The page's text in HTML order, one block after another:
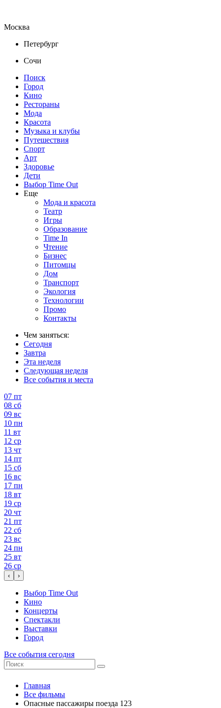
Москва
Петербург
Сочи
Поиск
Город
Кино
Рестораны
Мода
Красота
Музыка и клубы
Путешествия
Спорт
Арт
Здоровье
Дети
Выбор Time Out
Еще
Мода и красота
Театр
Игры
Образование
Time In
Чтение
Бизнес
Питомцы
Дом
Транспорт
Экология
Технологии
Промо
Контакты
Чем заняться:
Сегодня
Завтра
Эта неделя
Следующая неделя
Все события и места
07 пт
08 сб
09 вс
10 пн
11 вт
12 ср
13 чт
14 пт
15 сб
16 вс
17 пн
18 вт
19 ср
20 чт
21 пт
22 сб
23 вс
24 пн
25 вт
26 ср
‹ ›
Выбор Time Out
Кино
Концерты
Спектакли
Выставки
Город
Все события сегодня
Главная
Все фильмы
Опасные пассажиры поезда 123